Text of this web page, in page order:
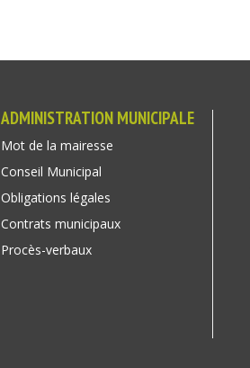
ADMINISTRATION MUNICIPALE
Mot de la mairesse
Conseil Municipal
Obligations légales
Contrats municipaux
Procès-verbaux